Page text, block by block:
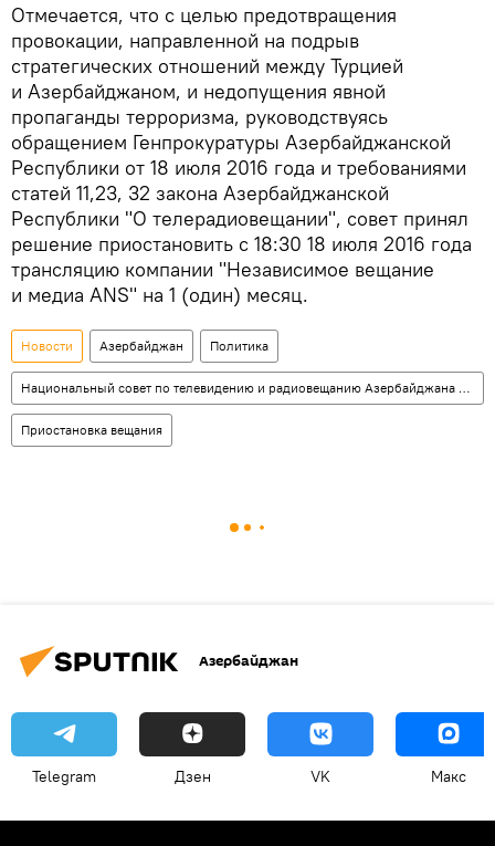
Отмечается, что с целью предотвращения
провокации, направленной на подрыв
стратегических отношений между Турцией
и Азербайджаном, и недопущения явной
пропаганды терроризма, руководствуясь
обращением Генпрокуратуры Азербайджанской
Республики от 18 июля 2016 года и требованиями
статей 11,23, 32 закона Азербайджанской
Республики "О телерадиовещании", совет принял
решение приостановить с 18:30 18 июля 2016 года
трансляцию компании "Независимое вещание
и медиа ANS" на 1 (один) месяц.
Новости Азербайджан Политика
Национальный совет по телевидению и радиовещанию Азербайджана (НСТР)
Приостановка вещания
Азербайджан
Telegram Дзен VK Макс